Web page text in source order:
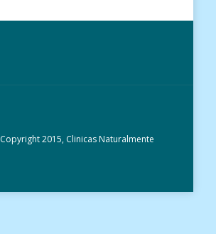
Copyright 2015, Clinicas Naturalmente